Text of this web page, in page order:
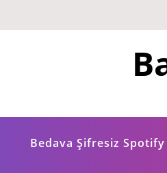
Bedava Şifresiz